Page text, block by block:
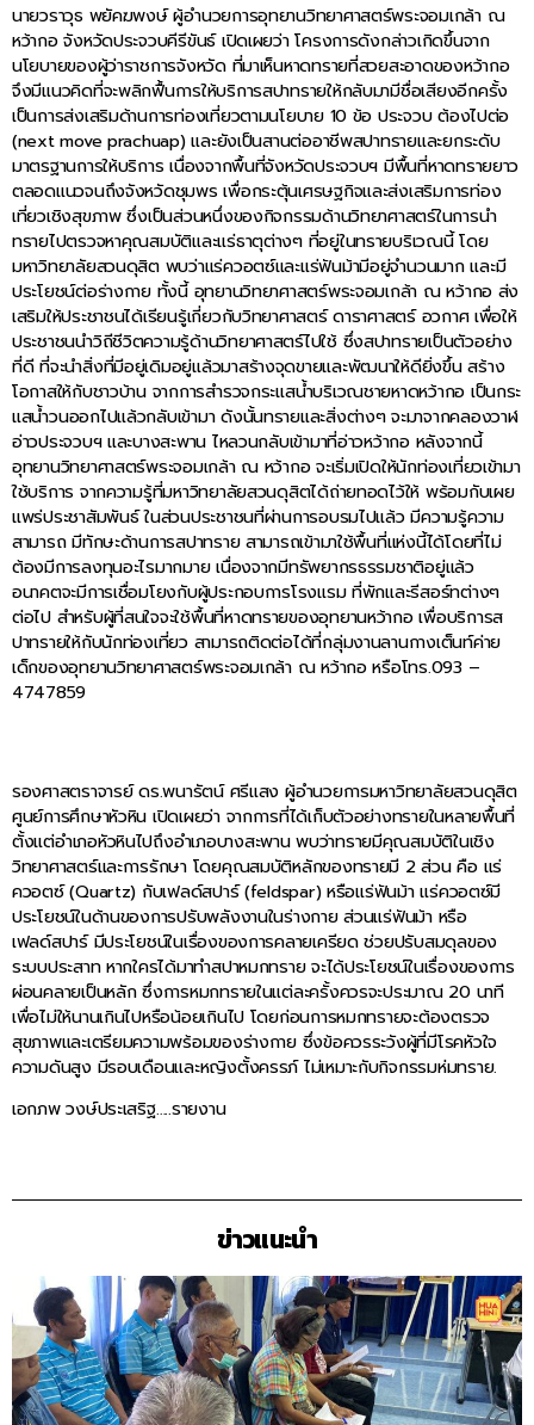
นายวราวุธ พยัคฆพงษ์ ผู้อำนวยการอุทยานวิทยาศาสตร์พระจอมเกล้า ณ
หว้ากอ จังหวัดประจวบคีรีขันธ์ เปิดเผยว่า โครงการดังกล่าวเกิดขึ้นจาก
นโยบายของผู้ว่าราชการจังหวัด ที่มาเห็นหาดทรายที่สวยสะอาดของหว้ากอ
จึงมีแนวคิดที่จะพลิกฟื้นการให้บริการสปาทรายให้กลับมามีชื่อเสียงอีกครั้ง
เป็นการส่งเสริมด้านการท่องเที่ยวตามนโยบาย 10 ข้อ ประจวบ ต้องไปต่อ
(next move prachuap) และยังเป็นสานต่ออาชีพสปาทรายและยกระดับ
มาตรฐานการให้บริการ เนื่องจากพื้นที่จังหวัดประจวบฯ มีพื้นที่หาดทรายยาว
ตลอดแนวจนถึงจังหวัดชุมพร เพื่อกระตุ้นเศรษฐกิจและส่งเสริมการท่อง
เที่ยวเชิงสุขภาพ ซึ่งเป็นส่วนหนึ่งของกิจกรรมด้านวิทยาศาสตร์ในการนำ
ทรายไปตรวจหาคุณสมบัติและแร่ธาตุต่างๆ ที่อยู่ในทรายบริเวณนี้ โดย
มหาวิทยาลัยสวนดุสิต พบว่าแร่ควอตซ์และแร่ฟันม้ามีอยู่จำนวนมาก และมี
ประโยชน์ต่อร่างกาย ทั้งนี้ อุทยานวิทยาศาสตร์พระจอมเกล้า ณ หว้ากอ ส่ง
เสริมให้ประชาชนได้เรียนรู้เกี่ยวกับวิทยาศาสตร์ ดาราศาสตร์ อวกาศ เพื่อให้
ประชาชนนำวิถีชีวิตความรู้ด้านวิทยาศาสตร์ไปใช้ ซึ่งสปาทรายเป็นตัวอย่าง
ที่ดี ที่จะนำสิ่งที่มีอยู่เดิมอยู่แล้วมาสร้างจุดขายและพัฒนาให้ดียิ่งขึ้น สร้าง
โอกาสให้กับชาวบ้าน จากการสำรวจกระแสน้ำบริเวณชายหาดหว้ากอ เป็นกระ
แสน้ำวนออกไปแล้วกลับเข้ามา ดังนั้นทรายและสิ่งต่างๆ จะมาจากคลองวาฬ
อ่าวประจวบฯ และบางสะพาน ไหลวนกลับเข้ามาที่อ่าวหว้ากอ หลังจากนี้
อุทยานวิทยาศาสตร์พระจอมเกล้า ณ หว้ากอ จะเริ่มเปิดให้นักท่องเที่ยวเข้ามา
ใช้บริการ จากความรู้ที่มหาวิทยาลัยสวนดุสิตได้ถ่ายทอดไว้ให้ พร้อมกับเผย
แพร่ประชาสัมพันธ์ ในส่วนประชาชนที่ผ่านการอบรมไปแล้ว มีความรู้ความ
สามารถ มีทักษะด้านการสปาทราย สามารถเข้ามาใช้พื้นที่แห่งนี้ได้โดยที่ไม่
ต้องมีการลงทุนอะไรมากมาย เนื่องจากมีทรัพยากรธรรมชาติอยู่แล้ว
อนาคตจะมีการเชื่อมโยงกับผู้ประกอบการโรงแรม ที่พักและรีสอร์ทต่างๆ
ต่อไป สำหรับผู้ที่สนใจจะใช้พื้นที่หาดทรายของอุทยานหว้ากอ เพื่อบริการส
ปาทรายให้กับนักท่องเที่ยว สามารถติดต่อได้ที่กลุ่มงานลานกางเต็นท์ค่าย
เด็กของอุทยานวิทยาศาสตร์พระจอมเกล้า ณ หว้ากอ หรือโทร.093 –
4747859
รองศาสตราจารย์ ดร.พนารัตน์ ศรีแสง ผู้อำนวยการมหาวิทยาลัยสวนดุสิต
ศูนย์การศึกษาหัวหิน เปิดเผยว่า จากการที่ได้เก็บตัวอย่างทรายในหลายพื้นที่
ตั้งแต่อำเภอหัวหินไปถึงอำเภอบางสะพาน พบว่าทรายมีคุณสมบัติในเชิง
วิทยาศาสตร์และการรักษา โดยคุณสมบัติหลักของทรายมี 2 ส่วน คือ แร่
ควอตซ์ (Quartz) กับเฟลด์สปาร์ (feldspar) หรือแร่ฟันม้า แร่ควอตซ์มี
ประโยชน์ในด้านของการปรับพลังงานในร่างกาย ส่วนแร่ฟันม้า หรือ
เฟลด์สปาร์ มีประโยชน์ในเรื่องของการคลายเครียด ช่วยปรับสมดุลของ
ระบบประสาท หากใครได้มาทำสปาหมกทราย จะได้ประโยชน์ในเรื่องของการ
ผ่อนคลายเป็นหลัก ซึ่งการหมกทรายในแต่ละครั้งควรจะประมาณ 20 นาที
เพื่อไม่ให้นานเกินไปหรือน้อยเกินไป โดยก่อนการหมกทรายจะต้องตรวจ
สุขภาพและเตรียมความพร้อมของร่างกาย ซึ่งข้อควรระวังผู้ที่มีโรคหัวใจ
ความดันสูง มีรอบเดือนและหญิงตั้งครรภ์ ไม่เหมาะกับกิจกรรมห่มทราย.
เอกภพ วงษ์ประเสริฐ…..รายงาน
ข่าวแนะนำ